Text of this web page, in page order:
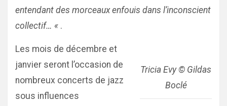
entendant des morceaux enfouis dans l’inconscient
collectif… « .
Tricia Evy © Gildas
Boclé
Les mois de décembre et
janvier seront l’occasion de
nombreux concerts de jazz
sous influences